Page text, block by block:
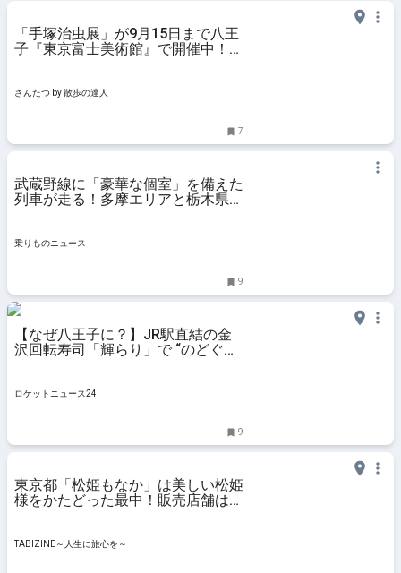
「⼿塚治⾍展」が9月15日まで八王
子『東京富士美術館』で開催中！数
つ by 散歩の達人
さんたつ by 散歩の達人
7
武蔵野線に「豪華な個室」を備えた
列車が走る！多摩エリアと栃木県を
乗りものニュース
9
【なぜ八王子に？】JR駅直結の金
沢回転寿司「輝らり」で “のどぐろ”
ロケットニュース24
9
東京都「松姫もなか」は美しい松姫
様をかたどった最中！販売店舗はど
TABIZINE～人生に旅心を～